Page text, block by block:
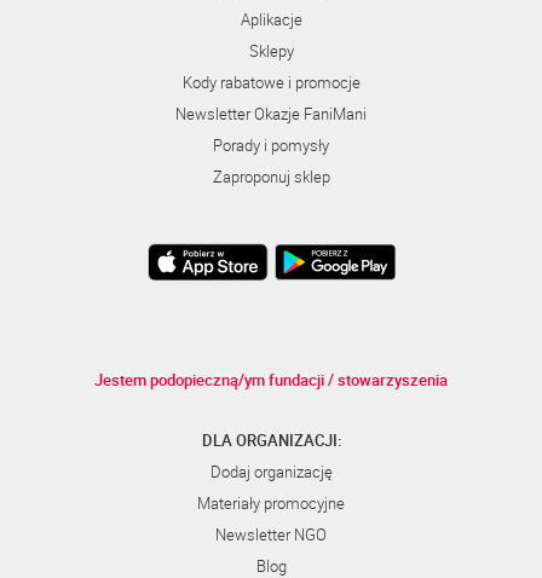
Aplikacje
Sklepy
Kody rabatowe i promocje
Newsletter Okazje FaniMani
Porady i pomysły
Zaproponuj sklep
Jestem podopieczną/ym fundacji / stowarzyszenia
DLA ORGANIZACJI:
Dodaj organizację
Materiały promocyjne
Newsletter NGO
Blog